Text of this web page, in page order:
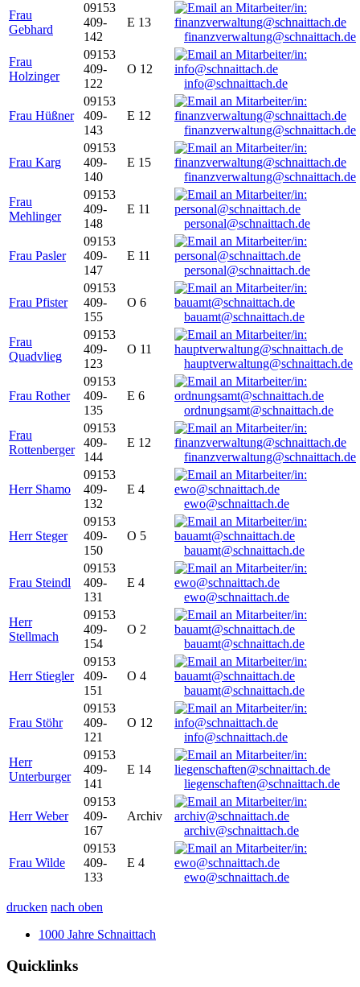
Frau
Gebhard
09153
409-
142
E 13
finanzverwaltung@schnaittach.de
Frau
Holzinger
09153
409-
122
O 12
info@schnaittach.de
Frau Hüßner
09153
409-
143
E 12
finanzverwaltung@schnaittach.de
Frau Karg
09153
409-
140
E 15
finanzverwaltung@schnaittach.de
Frau
Mehlinger
09153
409-
148
E 11
personal@schnaittach.de
Frau Pasler
09153
409-
147
E 11
personal@schnaittach.de
Frau Pfister
09153
409-
155
O 6
bauamt@schnaittach.de
Frau
Quadvlieg
09153
409-
123
O 11
hauptverwaltung@schnaittach.de
Frau Rother
09153
409-
135
E 6
ordnungsamt@schnaittach.de
Frau
Rottenberger
09153
409-
144
E 12
finanzverwaltung@schnaittach.de
Herr Shamo
09153
409-
132
E 4
ewo@schnaittach.de
Herr Steger
09153
409-
150
O 5
bauamt@schnaittach.de
Frau Steindl
09153
409-
131
E 4
ewo@schnaittach.de
Herr
Stellmach
09153
409-
154
O 2
bauamt@schnaittach.de
Herr Stiegler
09153
409-
151
O 4
bauamt@schnaittach.de
Frau Stöhr
09153
409-
121
O 12
info@schnaittach.de
Herr
Unterburger
09153
409-
141
E 14
liegenschaften@schnaittach.de
Herr Weber
09153
409-
167
Archiv
archiv@schnaittach.de
Frau Wilde
09153
409-
133
E 4
ewo@schnaittach.de
drucken nach oben
1000 Jahre Schnaittach
Quicklinks